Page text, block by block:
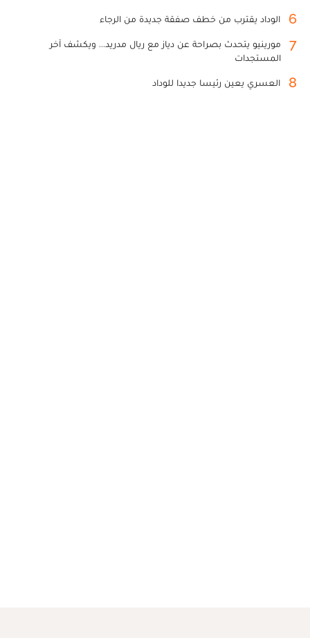
6 الوداد يقترب من خطف صفقة جديدة من الرجاء
7
مورينيو يتحدث بصراحة عن دياز مع ريال مدريد... ويكشف آخر
المستجدات
8 العسري يعين رئيسا جديدا للوداد